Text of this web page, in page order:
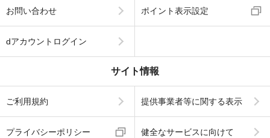
お問い合わせ ポイント表示設定
dアカウントログイン
サイト情報
ご利用規約 提供事業者等に関する表示
プライバシーポリシー 健全なサービスに向けて